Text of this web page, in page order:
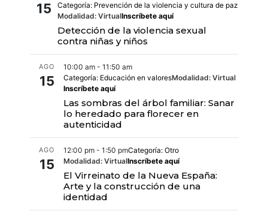
15
Categoría: Prevención de la violencia y cultura de paz
Modalidad: VirtualInscríbete aquí
Detección de la violencia sexual
contra niñas y niños
AGO
15
10:00 am - 11:50 am
Categoría: Educación en valoresModalidad: Virtual
Inscríbete aquí
Las sombras del árbol familiar: Sanar
lo heredado para florecer en
autenticidad
AGO
15
12:00 pm - 1:50 pmCategoría: Otro
Modalidad: VirtualInscríbete aquí
El Virreinato de la Nueva España:
Arte y la construcción de una
identidad